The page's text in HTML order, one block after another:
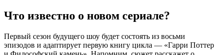
Что известно о новом сериале?
Первый сезон будущего шоу будет состоять из восьми
эпизодов и адаптирует первую книгу цикла — «Гарри Поттер